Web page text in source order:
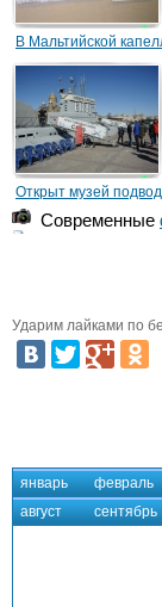
В Мальтийской
открылся Музей
кадетских корпусов
Открыт музей
лодка С-189
Современные
Ударим лайками по
январь февраль
август
сентябрь